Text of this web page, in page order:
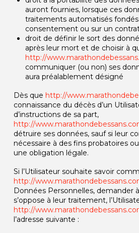
auront fournies, lorsque ces
traitements automatisés
consentement ou sur un
droit de définir le sort des
après leur mort et de choisir à
http://
communiquer (ou non) ses
aura préalablement désigné
Dès que http://
connaissance du décès d’un
d’instructions de sa part,
http://
détruire ses données, sauf si leur
nécessaire à des fins probatoires
une obligation légale.
Si l’Utilisateur souhaite savoir
http://
Données Personnelles, demander
s’oppose à leur traitement,
http://
l’adresse suivante :